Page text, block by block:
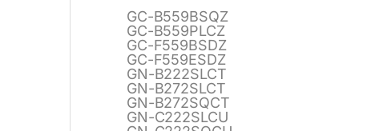
GC-B559BSQZ
GC-B559PLCZ
GC-F559BSDZ
GC-F559ESDZ
GN-B222SLCT
GN-B272SLCT
GN-B272SQCT
GN-C222SLCU